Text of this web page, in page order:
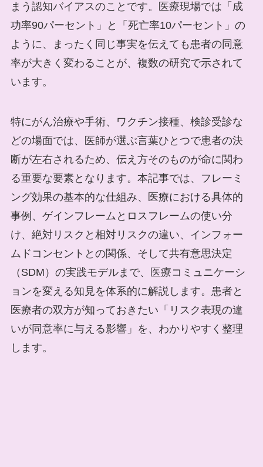
まう認知バイアスのことです。医療現場では「成
功率90パーセント」と「死亡率10パーセント」の
ように、まったく同じ事実を伝えても患者の同意
率が大きく変わることが、複数の研究で示されて
います。
特にがん治療や手術、ワクチン接種、検診受診な
どの場面では、医師が選ぶ言葉ひとつで患者の決
断が左右されるため、伝え方そのものが命に関わ
る重要な要素となります。本記事では、フレーミ
ング効果の基本的な仕組み、医療における具体的
事例、ゲインフレームとロスフレームの使い分
け、絶対リスクと相対リスクの違い、インフォー
ムドコンセントとの関係、そして共有意思決定
（SDM）の実践モデルまで、医療コミュニケーシ
ョンを変える知見を体系的に解説します。患者と
医療者の双方が知っておきたい「リスク表現の違
いが同意率に与える影響」を、わかりやすく整理
します。